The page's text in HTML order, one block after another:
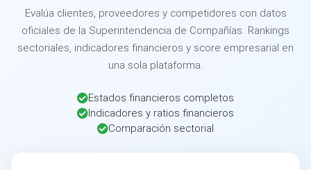
Evalúa clientes, proveedores y competidores con datos
oficiales de la Superintendencia de Compañías. Rankings
sectoriales, indicadores financieros y score empresarial en
una sola plataforma.
Estados financieros completos
Indicadores y ratios financieros
Comparación sectorial